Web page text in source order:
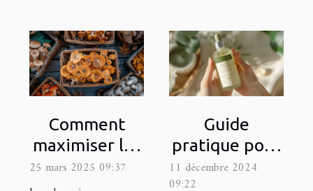
Comment
maximiser les
bienfaits
25 mars 2025 09:37
Guide
pratique pour
sélectionner
11 décembre 2024
09:22